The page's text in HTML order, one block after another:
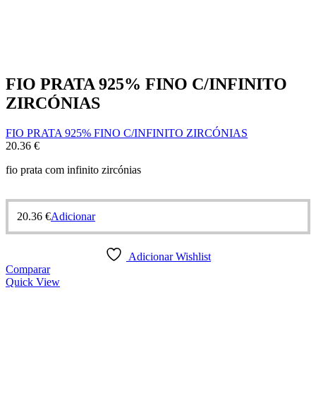
FIO PRATA 925% FINO C/INFINITO
ZIRCÓNIAS
FIO PRATA 925% FINO C/INFINITO ZIRCÓNIAS
20.36 €
fio prata com infinito zircónias
20.36 €Adicionar
Adicionar Wishlist
Comparar
Quick View